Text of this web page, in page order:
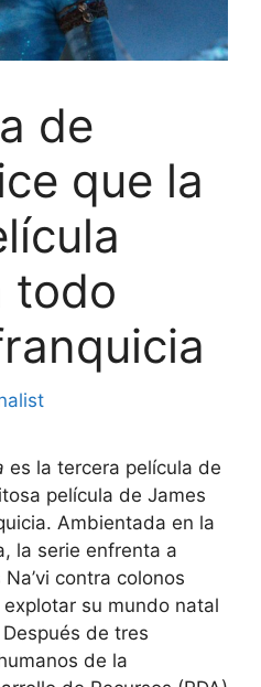
de
que la
todo
es la tercera película de
película de James
Ambientada en la
la serie enfrenta a
contra colonos
su mundo natal
de tres
de la